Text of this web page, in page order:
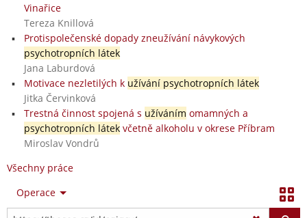
Vinařice
Tereza Knillová
Protispolečenské dopady zneužívání návykových
psychotropních látek
Jana Laburdová
Motivace nezletilých k užívání psychotropních látek
Jitka Červinková
Trestná činnost spojená s užíváním omamných a
psychotropních látekvčetně alkoholu v okrese Příbram
Miroslav Vondrů
Všechny práce
Operace